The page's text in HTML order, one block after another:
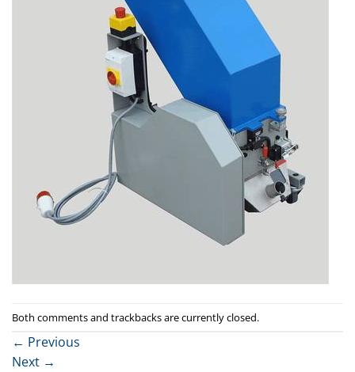
Both comments and trackbacks are currently closed.
← Previous
Next →